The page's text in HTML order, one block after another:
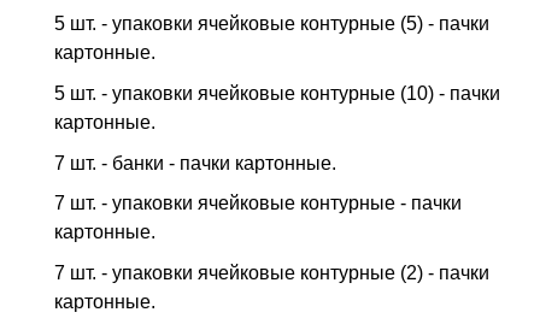
5 шт. - упаковки ячейковые контурные (5) - пачки
картонные.
5 шт. - упаковки ячейковые контурные (10) - пачки
картонные.
7 шт. - банки - пачки картонные.
7 шт. - упаковки ячейковые контурные - пачки
картонные.
7 шт. - упаковки ячейковые контурные (2) - пачки
картонные.